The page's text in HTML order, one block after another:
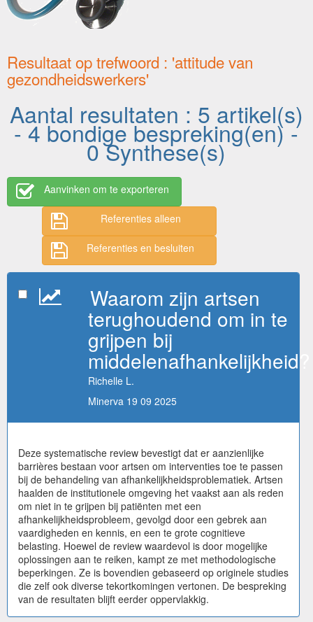
Resultaat op trefwoord : 'attitude van
gezondheidswerkers'
Aantal resultaten : 5 artikel(s)
- 4 bondige bespreking(en) -
0 Synthese(s)
Aanvinken om te exporteren
Referenties alleen
Referenties en besluiten
Waarom zijn artsen
terughoudend om in te
grijpen bij
middelenafhankelijkheid?
Richelle L.
Minerva 19 09 2025
Deze systematische review bevestigt dat er aanzienlijke
barrières bestaan voor artsen om interventies toe te passen
bij de behandeling van afhankelijkheidsproblematiek. Artsen
haalden de institutionele omgeving het vaakst aan als reden
om niet in te grijpen bij patiënten met een
afhankelijkheidsprobleem, gevolgd door een gebrek aan
vaardigheden en kennis, en een te grote cognitieve
belasting. Hoewel de review waardevol is door mogelijke
oplossingen aan te reiken, kampt ze met methodologische
beperkingen. Ze is bovendien gebaseerd op originele studies
die zelf ook diverse tekortkomingen vertonen. De bespreking
van de resultaten blijft eerder oppervlakkig.